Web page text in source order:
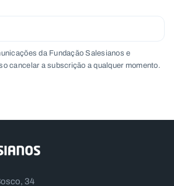
da Fundação Salesianos e
cancelar a subscrição a qualquer momento.
34